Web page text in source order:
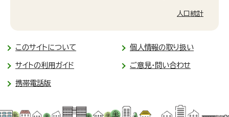
人口統計
このサイトについて 個人情報の取り扱い
サイトの利用ガイド ご意見・問い合わせ
携帯電話版